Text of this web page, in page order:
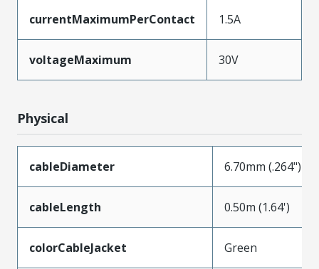
currentMaximumPerContact 1.5A
voltageMaximum 30V
Physical
cableDiameter 6.70mm (.264")
cableLength 0.50m (1.64')
colorCableJacket Green